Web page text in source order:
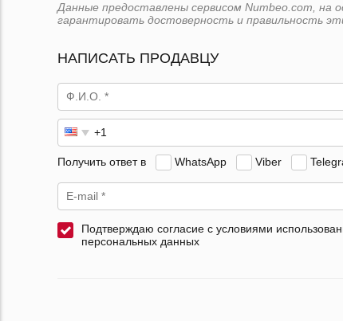
Данные предоставлены сервисом Numbeo.com, на
гарантировать достоверность и правильность
НАПИСАТЬ ПРОДАВЦУ
Получить ответ в WhatsApp Viber
Подтверждаю согласие с условиями
персональных данных